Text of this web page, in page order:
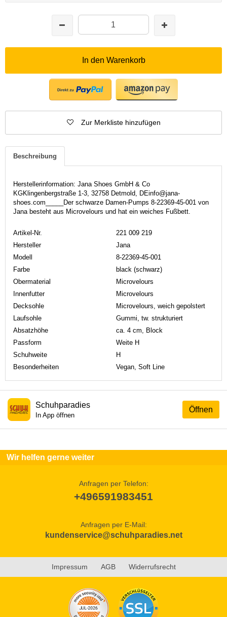
In den Warenkorb
Zur Merkliste hinzufügen
Beschreibung
Herstellerinformation: Jana Shoes GmbH & Co
KGKlingenbergstraße 1-3, 32758 Detmold, DEinfo@jana-
shoes.com_____Der schwarze Damen-Pumps 8-22369-45-001 von
Jana besteht aus Microvelours und hat ein weiches Fußbett.
Artikel-Nr.
221 009 219
Hersteller
Jana
Modell
8-22369-45-001
Farbe
black (schwarz)
Obermaterial
Microvelours
Innenfutter
Microvelours
Decksohle
Microvelours, weich gepolstert
Laufsohle
Gummi, tw. strukturiert
Absatzhöhe
ca. 4 cm, Block
Passform
Weite H
Schuhweite
H
Besonderheiten
Vegan, Soft Line
Öffnen
Schuhparadies
In App öffnen
Wir helfen gerne weiter
Anfragen per Telefon:
+496591983451
Anfragen per E-Mail:
kundenservice@schuhparadies.net
Impressum AGB Widerrufsrecht